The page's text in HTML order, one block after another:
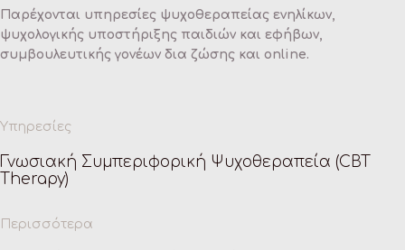
Παρέχονται υπηρεσίες ψυχοθεραπείας ενηλίκων,
ψυχολογικής υποστήριξης παιδιών και εφήβων,
συμβουλευτικής γονέων δια ζώσης και online.
Υπηρεσίες
Γνωσιακή Συμπεριφορική Ψυχοθεραπεία (CBT
Therapy)
Περισσότερα